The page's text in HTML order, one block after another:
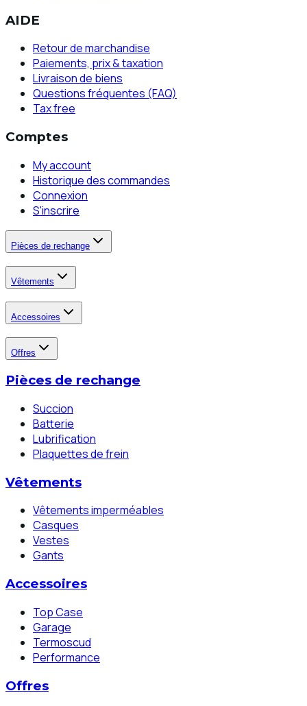
AIDE
Retour de marchandise
Paiements, prix & taxation
Livraison de biens
Questions fréquentes (FAQ)
Tax free
Comptes
My account
Historique des commandes
Connexion
S'inscrire
Pièces de rechange
Vêtements
Accessoires
Offres
Pièces de rechange
Succion
Batterie
Lubrification
Plaquettes de frein
Vêtements
Vêtements imperméables
Casques
Vestes
Gants
Accessoires
Top Case
Garage
Termoscud
Performance
Offres